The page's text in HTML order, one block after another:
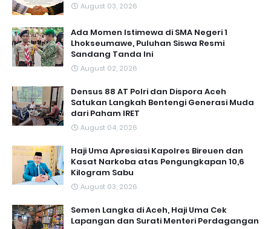
August 03, 2026
Ada Momen Istimewa di SMA Negeri 1
Lhokseumawe, Puluhan Siswa Resmi
Sandang Tanda Ini
August 02, 2026
Densus 88 AT Polri dan Dispora Aceh
Satukan Langkah Bentengi Generasi Muda
dari Paham IRET
August 04, 2026
Haji Uma Apresiasi Kapolres Bireuen dan
Kasat Narkoba atas Pengungkapan 10,6
Kilogram Sabu
August 03, 2026
Semen Langka di Aceh, Haji Uma Cek
Lapangan dan Surati Menteri Perdagangan